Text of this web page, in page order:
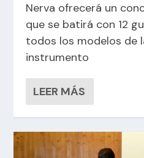
Nerva ofrecerá un
que se batirá con 12
todos los modelos de
instrumento
LEER MÁS